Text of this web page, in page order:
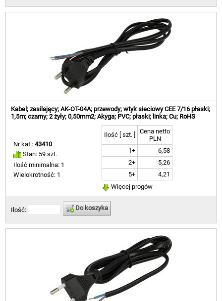
Kabel; zasilający; AK-OT-04A; przewody; wtyk sieciowy CEE 7/16 płaski;
1,5m; czarny; 2 żyły; 0,50mm2; Akyga; PVC; płaski; linka; Cu; RoHS
Nr kat.:43410
Stan: 59 szt.
Ilość minimalna: 1
Wielokrotność: 1
Ilość [ szt. ]
Cena netto
PLN
1+
6,58
2+
5,26
5+
4,21
Więcej progów
Ilość: Do koszyka